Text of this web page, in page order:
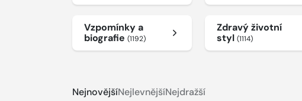
Vzpomínky a
biografie (1192)
Zdravý životní
styl(1114)
NejnovějšíNejlevnějšíNejdražší